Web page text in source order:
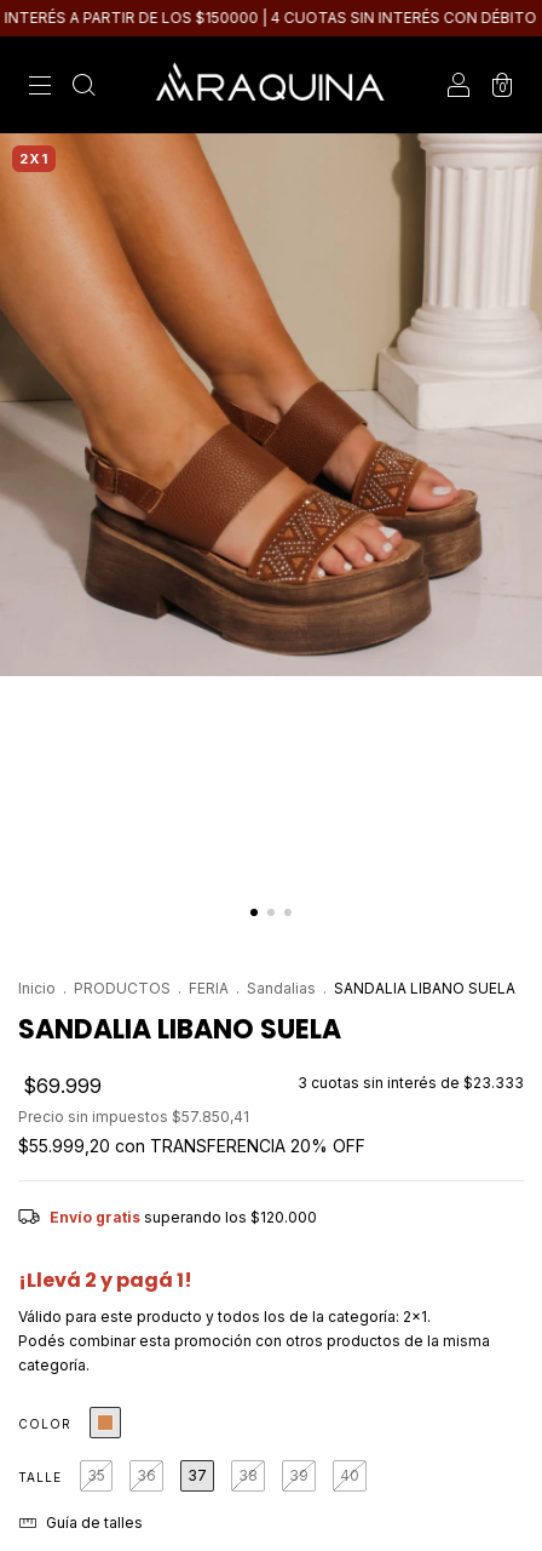
A PARTIR DE LOS $150000 | 4 CUOTAS SIN INTERÉS CON DÉBITO
0
2X1
Inicio . PRODUCTOS . FERIA . Sandalias . SANDALIA LIBANO SUELA
SANDALIA LIBANO SUELA
$69.999 3 cuotas sin interés de $23.333
Precio sin impuestos $57.850,41
$55.999,20 con TRANSFERENCIA 20% OFF
Envío gratis superando los $120.000
¡Llevá 2 y pagá 1!
Válido para este producto y todos los de la categoría: 2x1.
Podés combinar esta promoción con otros productos de la misma
categoría.
COLOR
TALLE 35 36 37 38 39 40
Guía de talles